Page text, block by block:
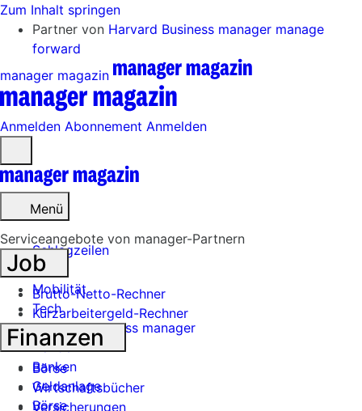
Zum Inhalt springen
Partner von Harvard Business manager manage
forward
manager magazin
Anmelden Abonnement Anmelden
öffnen
Menü
Schlagzeilen
Mobilität
Tech
Harvard Business manager
Handel
Banken
Geldanlage
Börse
Serviceangebote von manager-Partnern
Job
Brutto-Netto-Rechner
Kurzarbeitergeld-Rechner
Finanzen
Börse
Wirtschaftsbücher
Versicherungen